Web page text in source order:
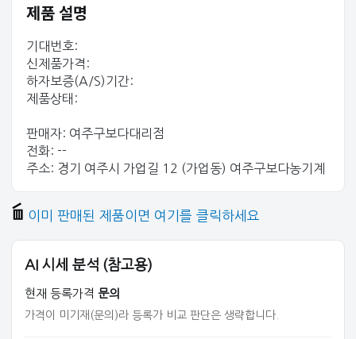
제품 설명
기대번호:
신제품가격:
하자보증(A/S)기간:
제품상태:
판매자: 여주구보다대리점
전화: --
주소: 경기 여주시 가업길 12 (가업동) 여주구보다농기계
이미 판매된 제품이면 여기를 클릭하세요
AI 시세 분석 (참고용)
현재 등록가격 문의
가격이 미기재(문의)라 등록가 비교 판단은 생략합니다.